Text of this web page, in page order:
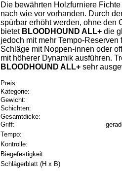
Die bewährten Holzfurniere
nach wie vor vorhanden. Durch
spürbar erhöht werden, ohne den
bietet BLOODHOUND ALL+ die
jedoch mit mehr Tempo-
Schläge mit Noppen-innen oder
mit höherer Dynamik ausführen.
BLOODHOUND ALL+ sehr
Preis:
Kategorie:
Gewicht:
Schichten:
Gesamtdicke:
Griff:
Tempo:
Kontrolle:
Biegefestigkeit
Schlägerblatt (H x B)